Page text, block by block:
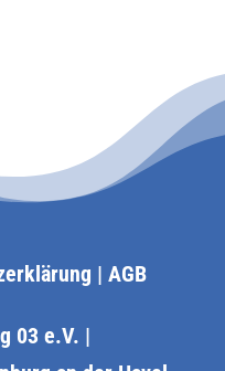
| AGB
03 e.V. |